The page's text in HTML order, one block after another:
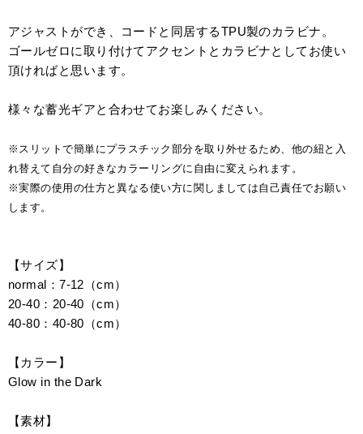
アジャストができ、コードと同居するTPU製のカラビナ。
ゴールゼロに取り付けてアクセントとカラビナとしてお使い
頂ければと思います。
様々な蓄光ギアと合わせてお楽しみください。
※スリットで簡単にプラスチック部分を取り外せるため、他の紐と入
れ替えて自分の好きなカラーリングに自由に変えられます。
※実際の使用の仕方と異なる使い方に関しましては自己責任でお願い
します。
【サイズ】
normal：7-12（cm）
20-40：20-40（cm）
40-80：40-80（cm）
【カラー】
Glow in the Dark
【素材】